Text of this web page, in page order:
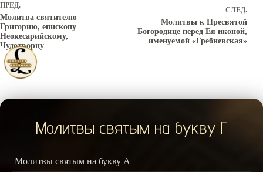
ПРЕД.
Молитва святителю
Григорию, епископу
Неокесарийскому,
Чудотворцу
СЛЕД.
Молитвы к Пресвятой
Богородице перед Ея иконой,
именуемой «Гребневская»
Молитвы святым на букву Г
Молитвы святым на букву А